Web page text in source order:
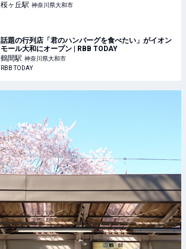
桜ヶ丘駅 神奈川県大和市
話題の行列店「君のハンバーグを食べたい」がイオン
モール大和にオープン | RBB TODAY
鶴間駅 神奈川県大和市
RBB TODAY